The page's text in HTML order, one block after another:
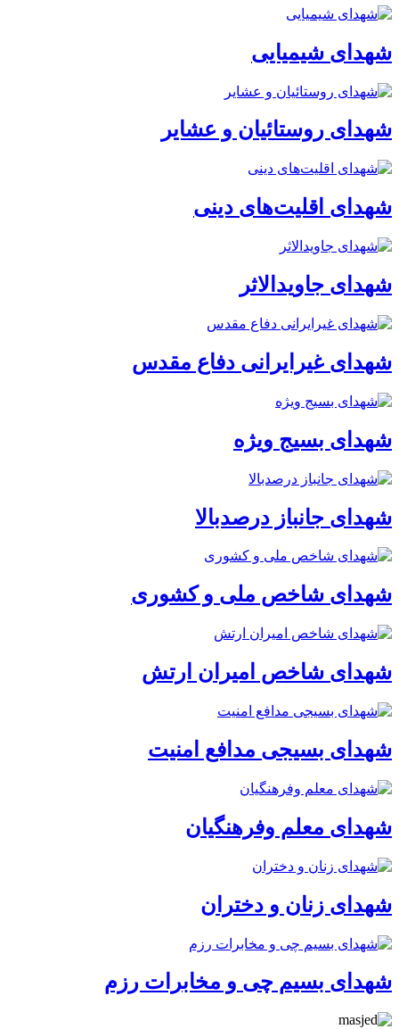
شهدای شیمیایی
شهدای روستائیان و عشایر
شهدای اقلیت‌های دینی
شهدای جاویدالاثر
شهدای غیرایرانی دفاع مقدس
شهدای بسیج ویژه
شهدای جانباز درصدبالا
شهدای شاخص ملی و کشوری
شهدای شاخص امیران ارتش
شهدای بسیجی مدافع امنیت
شهدای معلم وفرهنگیان
شهدای زنان و دختران
شهدای بسیم چی و مخابرات رزم